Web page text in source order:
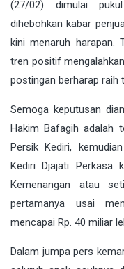
(27/02) dimulai
dihebohkan kabar
kini menaruh harapan.
tren positif
postingan berharap raih
Semoga keputusan
Hakim Bafagih adalah
Persik Kediri,
Kediri Djajati Perkasa
Kemenangan atau
pertamanya usai
mencapai Rp. 40 miliar
Dalam jumpa pers